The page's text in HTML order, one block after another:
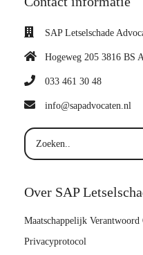
SAP Letselschade
Hogeweg 205 3816 BS
033 461 30 48
info@sapadvocaten.nl
Over SAP
Maatschappelijk Verantwoord
Privacyprotocol